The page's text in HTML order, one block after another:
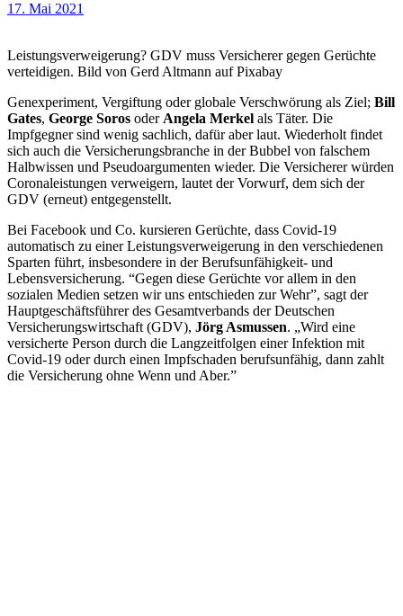
17. Mai 2021
Leistungsverweigerung? GDV muss Versicherer gegen Gerüchte
verteidigen. Bild von Gerd Altmann auf Pixabay
Genexperiment, Vergiftung oder globale Verschwörung als Ziel; Bill
Gates, George Soros oderAngela Merkel als Täter. Die
Impfgegner sind wenig sachlich, dafür aber laut. Wiederholt findet
sich auch die Versicherungsbranche in der Bubbel von falschem
Halbwissen und Pseudoargumenten wieder. Die Versicherer würden
Coronaleistungen verweigern, lautet der Vorwurf, dem sich der
GDV (erneut) entgegenstellt.
Bei Facebook und Co. kursieren Gerüchte, dass Covid-19
automatisch zu einer Leistungsverweigerung in den verschiedenen
Sparten führt, insbesondere in der Berufsunfähigkeit- und
Lebensversicherung. “Gegen diese Gerüchte vor allem in den
sozialen Medien setzen wir uns entschieden zur Wehr”, sagt der
Hauptgeschäftsführer des Gesamtverbands der Deutschen
Versicherungswirtschaft (GDV), Jörg Asmussen. „Wird eine
versicherte Person durch die Langzeitfolgen einer Infektion mit
Covid-19 oder durch einen Impfschaden berufsunfähig, dann zahlt
die Versicherung ohne Wenn und Aber.”